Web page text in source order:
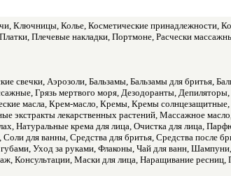
Ключницы, Колье, Косметические
Плечевые накладки, Портмоне, Расчески
свечки, Аэрозоли, Бальзамы, Бальзамы для бритья,
Грязь мертвого моря, Дезодоранты,
масла, Крем-масло, Кремы, Кремы
экстракты лекарственных растений, Массажное
Натуральные крема для лица, Очистка для лица,
для ванны, Средства для бритья, Средства после
Уход за руками, Флаконы, Чай для ванн,
Консультации, Маски для лица, Наращивание